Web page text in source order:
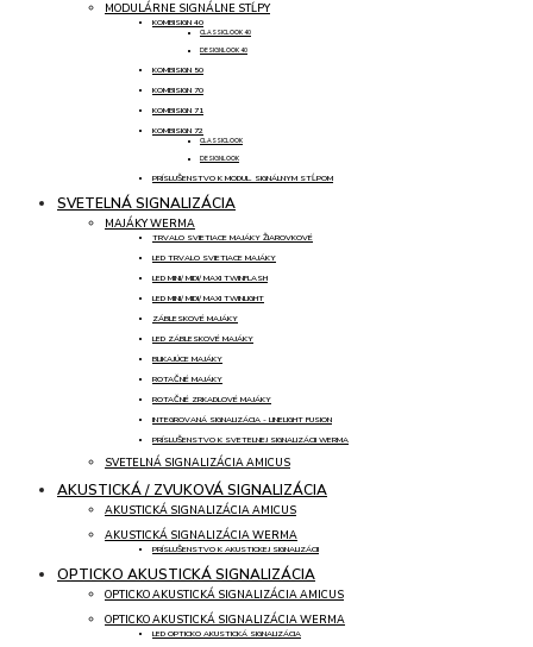
MODULÁRNE SIGNÁLNE STĹPY
KOMBISIGN 40
CLASSICLOOK 40
DESIGNLOOK 40
KOMBISIGN 50
KOMBISIGN 70
KOMBISIGN 71
KOMBISIGN 72
CLASSICLOOK
DESIGNLOOK
PRÍSLUŠENSTVO K MODUL. SIGNÁLNYM STĹPOM
SVETELNÁ SIGNALIZÁCIA
MAJÁKY WERMA
TRVALO SVIETIACE MAJÁKY ŽIAROVKOVÉ
LED TRVALO SVIETIACE MAJÁKY
LED MINI/ MIDI/ MAXI TWINFLASH
LED MINI/ MIDI/ MAXI TWINLIGHT
ZÁBLESKOVÉ MAJÁKY
LED ZÁBLESKOVÉ MAJÁKY
BLIKAJÚCE MAJÁKY
ROTAČNÉ MAJÁKY
ROTAČNÉ ZRKADLOVÉ MAJÁKY
INTEGROVANÁ SIGNALIZÁCIA - LINELIGHT FUSION
PRÍSLUŠENSTVO K SVETELNEJ SIGNALIZÁCII WERMA
SVETELNÁ SIGNALIZÁCIA AMICUS
AKUSTICKÁ / ZVUKOVÁ SIGNALIZÁCIA
AKUSTICKÁ SIGNALIZÁCIA AMICUS
AKUSTICKÁ SIGNALIZÁCIA WERMA
PRÍSLUŠENSTVO K AKUSTICKEJ SIGNALIZÁCII
OPTICKO AKUSTICKÁ SIGNALIZÁCIA
OPTICKO AKUSTICKÁ SIGNALIZÁCIA AMICUS
OPTICKO AKUSTICKÁ SIGNALIZÁCIA WERMA
LED OPTICKO AKUSTICKÁ SIGNALIZÁCIA